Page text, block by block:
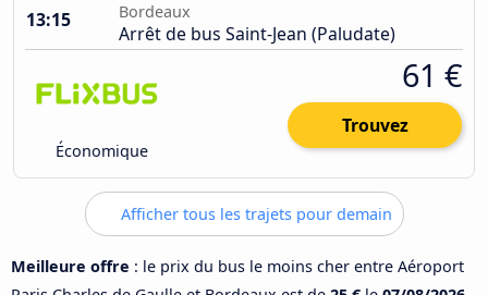
13:15
Bordeaux
Arrêt de bus Saint-Jean (Paludate)
Économique
61 €
Trouvez
Afficher tous les trajets pour demain
Meilleure offre : le prix du bus le moins cher entre Aéroport